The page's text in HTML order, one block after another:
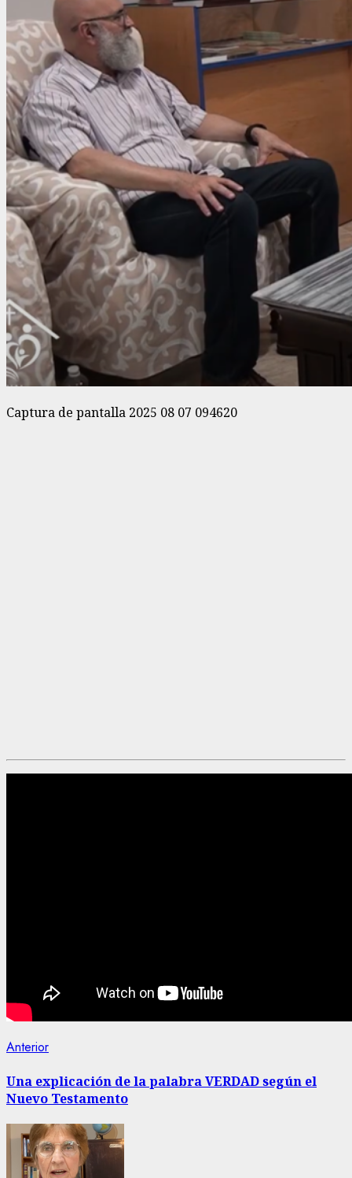
Captura de pantalla 2025 08 07 094620
Navegación
de
entradas
AnteriorEntrada
Una explicación de la palabra VERDAD según el
Nuevo Testamento